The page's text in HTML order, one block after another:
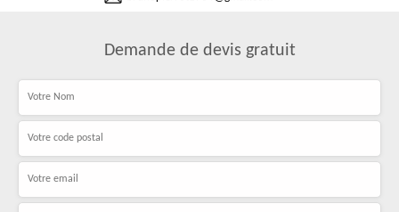
Demande de devis gratuit